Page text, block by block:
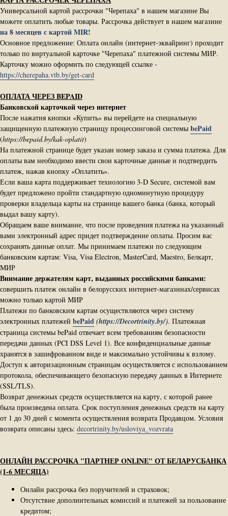
Универсальной картой рассрочки "Черепаха" в нашем магазине Вы
можете оплатить любые товары. Рассрочка действует в нашем магазине
на 8 месяцев с картой MIR!
Основное предложение: Оплата онлайн (интернет-эквайринг) проходит
только по виртуальной карточке "Черепаха" платежной системы МИР.
Карточку можно оформить по следующей ссылке -
https://cherepaha.vtb.by/get-card
ОПЛАТА ЧЕРЕЗ BEPAID
Банковской карточкой через интернет
После нажатия кнопки «Купить» вы перейдете на специальную
защищенную платежную страницу процессинговой системы bePaid
(https://bepaid.by/kak-oplatit)
На платежной странице будет указан номер заказа и сумма платежа. Для
оплаты вам необходимо ввести свои карточные данные и подтвердить
платеж, нажав кнопку «Оплатить».
Если ваша карта поддерживает технологию 3-D Secure, системой вам
будет предложено пройти стандартную одноминутную процедуру
проверки владельца карты на странице вашего банка (банка, который
выдал вашу карту).
Обращаем ваше внимание, что после проведения платежа на указанный
вами электронный адрес придет подтверждение оплаты. Просим вас
сохранять данные оплат. Мы принимаем платежи по следующим
банковским картам: Visa, Visa Electron, MasterCard, Maestro, Белкарт,
МИР
Внимание держателям карт, выданных российскими банками:
совершить платеж онлайн в белорусских интернет-магазинах/сервисах
можно только картой МИР
Платежи по банковским картам осуществляются через систему
электронных платежей bePaid (https://Decortrinity.by/). Платежная
страница системы bePaid отвечает всем требованиям безопасности
передачи данных (PCI DSS Level 1). Все конфиденциальные данные
хранятся в зашифрованном виде и максимально устойчивы к взлому.
Доступ к авторизационным страницам осуществляется с использованием
протокола, обеспечивающего безопасную передачу данных в Интернетe
(SSL/TLS).
Возврат денежных средств осуществляется на карту, с которой ранее
была произведена оплата. Срок поступления денежных средств на карту
от 1 до 30 дней с момента осуществления возврата Продавцом. Условия
возврата описаны здесь: decortrinity.by/usloviya_vozvrata
ОНЛАЙН РАССРОЧКА "ПАРТНЕР ONLINE" ОТ БЕЛАРУСБАНКА
(1-6 МЕСЯЦА)
Онлайн рассрочка без поручителей и страховок;
Отсутствие дополнительных комиссий и платежей за пользование
кредитом;